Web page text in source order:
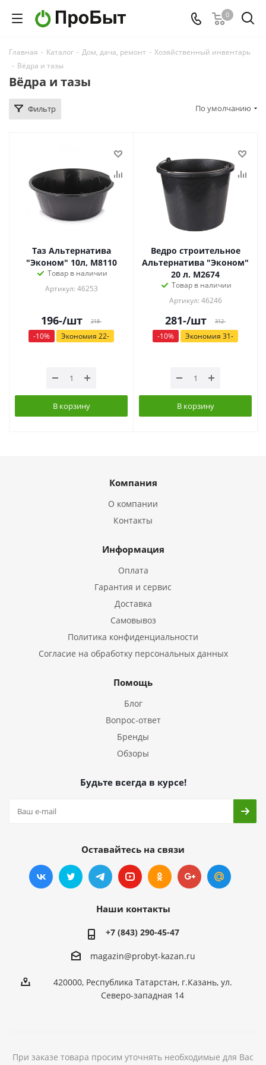
0
Главная - Каталог - Дом, дача, ремонт - Хозяйственный инвентарь
- Вёдра и тазы
Вёдра и тазы
Фильтр По умолчанию
Таз Альтернатива
"Эконом" 10л, М8110
Товар в наличии
Артикул: 46253
196-/шт 218-
-10% Экономия 22-
В корзину
Ведро строительное
Альтернатива "Эконом"
20 л. М2674
Товар в наличии
Артикул: 46246
281-/шт 312-
-10% Экономия 31-
В корзину
Компания
О компании
Контакты
Информация
Оплата
Гарантия и сервис
Доставка
Самовывоз
Политика конфиденциальности
Согласие на обработку персональных данных
Помощь
Блог
Вопрос-ответ
Бренды
Обзоры
Будьте всегда в курсе!
Оставайтесь на связи
Наши контакты
+7 (843) 290-45-47
magazin@probyt-kazan.ru
420000, Республика Татарстан, г.Казань, ул.
Северо-западная 14
При заказе товара просим уточнять необходимые для Вас